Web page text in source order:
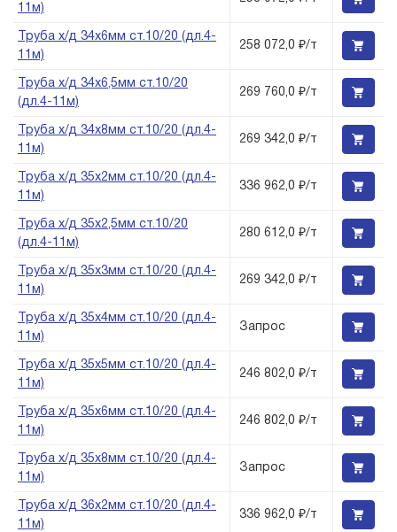
11м)
Труба х/д 34х6мм ст.10/20 (дл.4-
11м)
258 072,0 ₽/т
Труба х/д 34х6,5мм ст.10/20
(дл.4-11м)
269 760,0 ₽/т
Труба х/д 34х8мм ст.10/20 (дл.4-
11м)
269 342,0 ₽/т
Труба х/д 35х2мм ст.10/20 (дл.4-
11м)
336 962,0 ₽/т
Труба х/д 35х2,5мм ст.10/20
(дл.4-11м)
280 612,0 ₽/т
Труба х/д 35х3мм ст.10/20 (дл.4-
11м)
269 342,0 ₽/т
Труба х/д 35х4мм ст.10/20 (дл.4-
11м)
Запрос
Труба х/д 35х5мм ст.10/20 (дл.4-
11м)
246 802,0 ₽/т
Труба х/д 35х6мм ст.10/20 (дл.4-
11м)
246 802,0 ₽/т
Труба х/д 35х8мм ст.10/20 (дл.4-
11м)
Запрос
Труба х/д 36х2мм ст.10/20 (дл.4-
11м)
336 962,0 ₽/т